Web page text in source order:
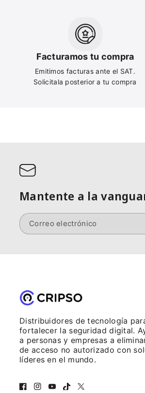
Facturamos tu compra
Emitimos facturas ante el SAT.
Solicitala posterior a tu compra
Mantente a la
Correo electrónico
Distribuidores de tecnología
fortalecer la seguridad digital.
a personas y empresas a
de acceso no autorizado con
líderes en el mundo.
F I Y T T